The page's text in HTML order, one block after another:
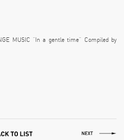
MUSIC “In a gentle time” Compiled by